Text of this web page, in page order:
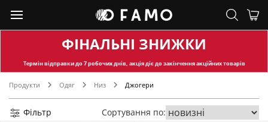
ФІНАЛЬНІ ЗНИЖКИ
Термін відправкидо 7 робочих днів, акція діє до закінчення акційних товарів
Продукти Одяг Низ Джогери
Фільтр
Сортування по: